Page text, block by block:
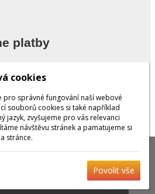
platby
|Přihlásit
Používáním našich služeb
souborů cookies.Více
✖
cookies
pro správné fungování naší webové
souborů cookies si také například
jazyk, zvyšujeme pro vás relevanci
návštěvu stránek a pamatujeme si
stránce.
Povolit vše